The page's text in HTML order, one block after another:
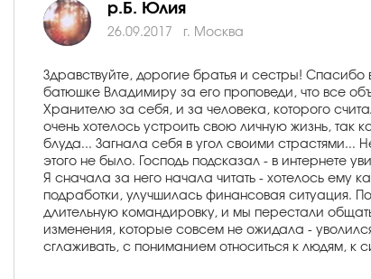
р.Б. Юлия
26.09.2017 г. Москва
Здравствуйте, дорогие братья и сестры!
батюшке Владимиру за его проповеди, что все
Хранителю за себя, и за человека, которого
очень хотелось устроить свою личную жизнь, так
блуда... Загнала себя в угол своими страстями...
этого не было. Господь подсказал - в интернете
Я сначала за него начала читать - хотелось ему
подработки, улучшилась финансовая ситуация.
длительную командировку, и мы перестали
изменения, которые совсем не ожидала -
сглаживать, с пониманием относиться к людям,